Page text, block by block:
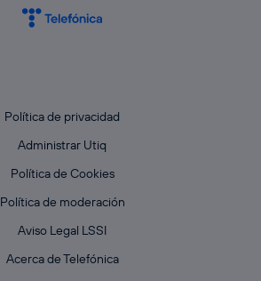
Política de privacidad
Administrar Utiq
Política de Cookies
Política de moderación
Aviso Legal LSSI
Acerca de Telefónica